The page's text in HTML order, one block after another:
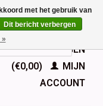
Nederlands
Deutsch
English
Français
WINKELWAGEN
(€0,00)
MIJN
ACCOUNT
met het gebruik van
Dit bericht verbergen
»